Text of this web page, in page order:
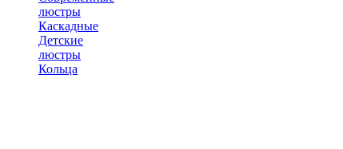
люстры
Каскадные
Детские
люстры
Кольца